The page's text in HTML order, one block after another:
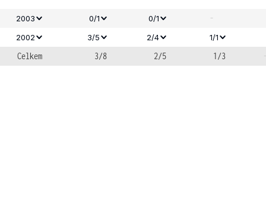
2003 0/1 0/1 -
2002 3/5 2/4 1/1
Celkem 3/8 2/5 1/3